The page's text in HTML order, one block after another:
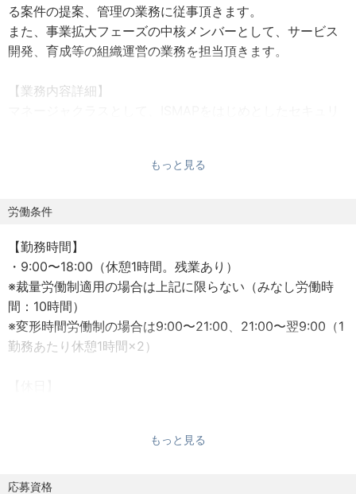
る案件の提案、管理の業務に従事頂きます。
また、事業拡大フェーズの中核メンバーとして、サービス
開発、育成等の組織運営の業務を担当頂きます。
【業務内容詳細】
‐ISMAP
‐ISO27017
‐ISO42001
もっと見る
労働条件
【勤務時間】
・9:00〜18:00（休憩1時間。残業あり）
※裁量労働制適用の場合は上記に限らない（みなし労働時
間：10時間）
※変形時間労働制の場合は9:00〜21:00、21:00〜翌9:00（1
勤務あたり休憩1時間×2）
もっと見る
応募資格